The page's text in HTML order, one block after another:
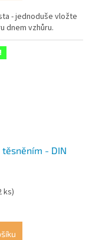
- jednoduše vložte
dnem vzhůru.
těsněním - DIN
ks)